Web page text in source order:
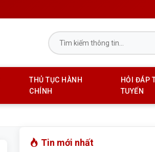
THỦ TỤC HÀNH
CHÍNH
HỎI ĐÁP
TUYẾN
Tin mới nhất